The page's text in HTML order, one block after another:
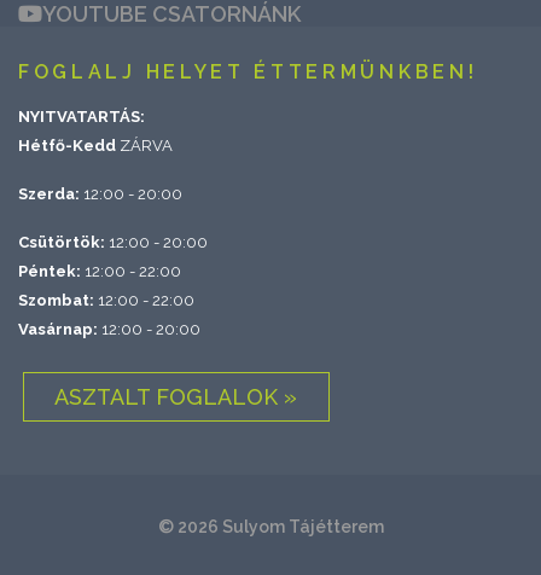
YOUTUBE CSATORNÁNK
FOGLALJ HELYET ÉTTERMÜNKBEN!
NYITVATARTÁS:
Hétfő-Kedd ZÁRVA
Szerda: 12:00 - 20:00
Csütörtök: 12:00 - 20:00
Péntek: 12:00 - 22:00
Szombat: 12:00 - 22:00
Vasárnap: 12:00 - 20:00
ASZTALT FOGLALOK »
© 2026 Sulyom Tájétterem